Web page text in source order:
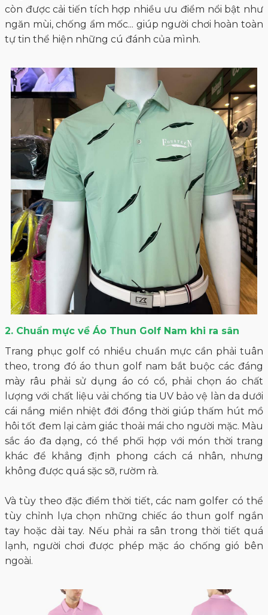
còn được cải tiến tích hợp nhiều ưu điểm nổi bật như
ngăn mùi, chống ẩm mốc... giúp người chơi hoàn toàn
tự tin thể hiện những cú đánh của mình.
2. Chuẩn mực về Áo Thun Golf Nam khi ra sân
Trang phục golf có nhiều chuẩn mực cần phải tuân
theo, trong đó áo thun golf nam bắt buộc các đáng
mày râu phải sử dụng áo có cổ, phải chọn áo chất
lượng với chất liệu vải chống tia UV bảo vệ làn da dưới
cái nắng miền nhiệt đới đồng thời giúp thấm hút mồ
hôi tốt đem lại cảm giác thoải mái cho người mặc. Màu
sắc áo đa dạng, có thể phối hợp với món thời trang
khác để khẳng định phong cách cá nhân, nhưng
không được quá sặc sỡ, rườm rà.
Và tùy theo đặc điểm thời tiết, các nam golfer có thể
tùy chỉnh lựa chọn những chiếc áo thun golf ngắn
tay hoặc dài tay. Nếu phải ra sân trong thời tiết quá
lạnh, người chơi được phép mặc áo chống gió bên
ngoài.